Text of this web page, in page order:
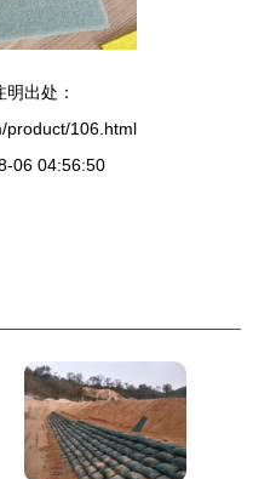
出处：
product/106.html
06 04:56:50